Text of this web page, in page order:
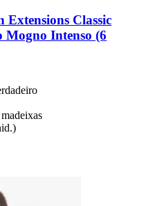
Extensions Classic
Mogno Intenso (6